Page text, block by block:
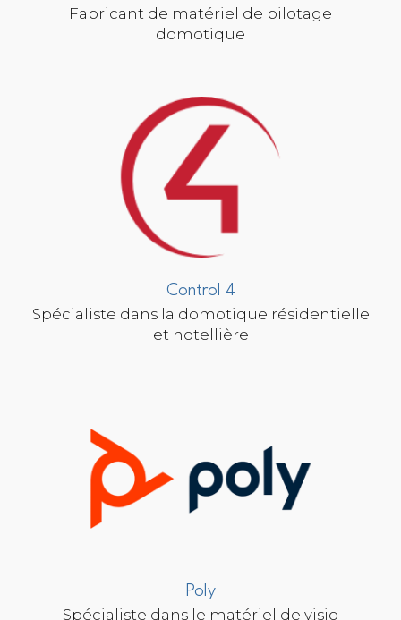
Fabricant de matériel de pilotage
domotique
Control 4
Spécialiste dans la domotique résidentielle
et hotellière
Poly
Spécialiste dans le matériel de visio